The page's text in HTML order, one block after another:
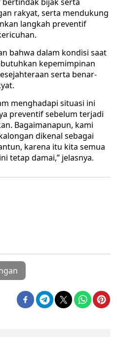
rakyat, serta mendukung
langkah preventif
bahwa dalam kondisi saat
kepemimpinan
serta benar-
menghadapi situasi ini
preventif sebelum terjadi
Bagaimanapun, kami
dikenal sebagai
karena itu kita semua
tetap damai,” jelasnya.